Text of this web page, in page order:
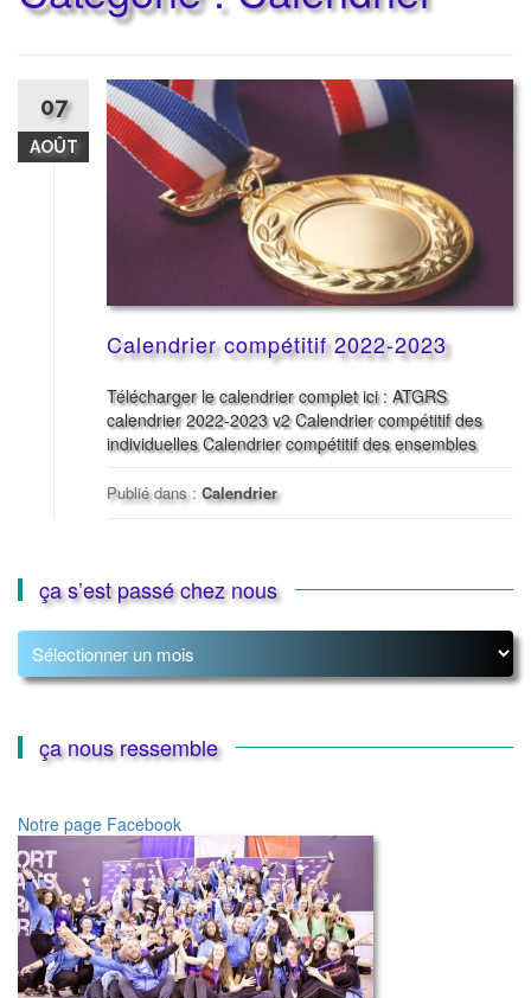
07
AOÛT
Calendrier compétitif 2022-2023
Télécharger le calendrier complet ici : ATGRS
calendrier 2022-2023 v2 Calendrier compétitif des
individuelles Calendrier compétitif des ensembles
Publié dans : Calendrier
ça s’est passé chez nous
ça
s’est
passé
nousça nous ressemble
Notre page Facebook